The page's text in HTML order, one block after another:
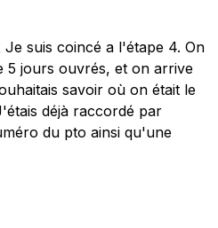
suis coincé a l'étape 4. On
5 jours ouvrés, et on arrive
savoir où on était le
déjà raccordé par
du pto ainsi qu'une